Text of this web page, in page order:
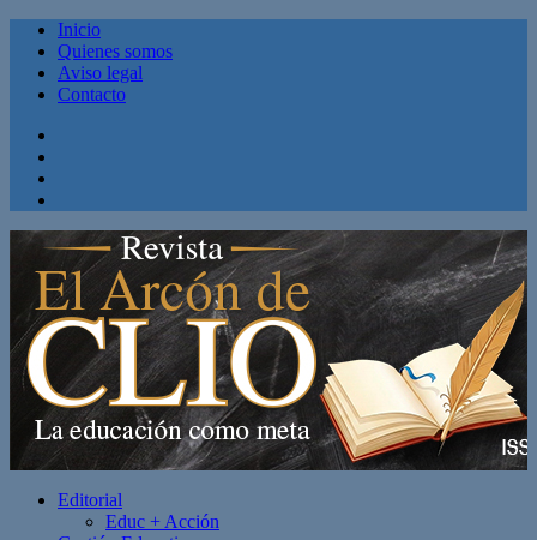
Inicio
Quienes somos
Aviso legal
Contacto
Editorial
Educ + Acción